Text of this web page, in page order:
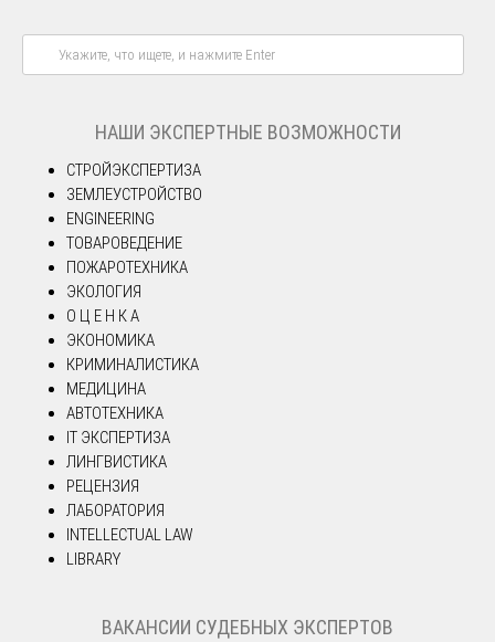
НАШИ ЭКСПЕРТНЫЕ ВОЗМОЖНОСТИ
СТРОЙЭКСПЕРТИЗА
ЗЕМЛЕУСТРОЙСТВО
ENGINEERING
ТОВАРОВЕДЕНИЕ
ПОЖАРОТЕХНИКА
ЭКОЛОГИЯ
О Ц Е Н К А
ЭКОНОМИКА
КРИМИНАЛИСТИКА
МЕДИЦИНА
АВТОТЕХНИКА
IT ЭКСПЕРТИЗА
ЛИНГВИСТИКА
РЕЦЕНЗИЯ
ЛАБОРАТОРИЯ
INTELLECTUAL LAW
LIBRARY
ВАКАНСИИ СУДЕБНЫХ ЭКСПЕРТОВ